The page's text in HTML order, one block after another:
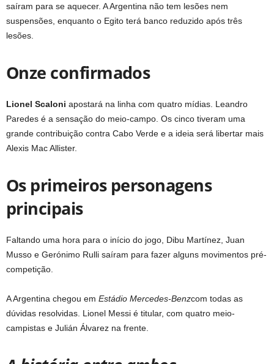
saíram para se aquecer. A Argentina não tem lesões nem
suspensões, enquanto o Egito terá banco reduzido após três
lesões.
Onze confirmados
Lionel Scaloni apostará na linha com quatro mídias. Leandro
Paredes é a sensação do meio-campo. Os cinco tiveram uma
grande contribuição contra Cabo Verde e a ideia será libertar mais
Alexis Mac Allister.
Os primeiros personagens
principais
Faltando uma hora para o início do jogo, Dibu Martínez, Juan
Musso e Gerónimo Rulli saíram para fazer alguns movimentos pré-
competição.
A Argentina chegou em Estádio Mercedes-Benzcom todas as
dúvidas resolvidas. Lionel Messi é titular, com quatro meio-
campistas e Julián Álvarez na frente.